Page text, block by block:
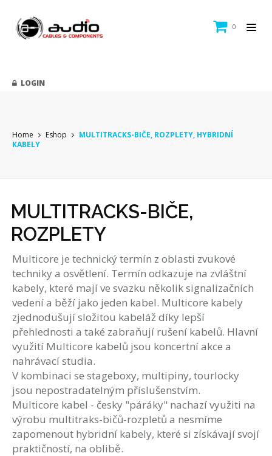
0
LOGIN
Home Eshop
MULTITRACKS-BIČE, ROZPLETY, HYBRIDNÍ
KABELY
MULTITRACKS-BIČE,
ROZPLETY
Multicore je technický termín z oblasti zvukové
techniky a osvětlení. Termín odkazuje na zvláštní
kabely, které mají ve svazku několik signalizačních
vedení a běží jako jeden kabel. Multicore kabely
zjednodušují složitou kabeláž díky lepší
přehlednosti a také zabraňují rušení kabelů. Hlavní
využití Multicore kabelů jsou koncertní akce a
nahrávací studia.
V kombinaci se stageboxy, multipiny, tourlocky
jsou nepostradatelným příslušenstvím.
Multicore kabel - česky "páráky" nachazí využiti na
výrobu multitraks-bičů-rozpletů a nesmíme
zapomenout hybridní kabely, které si získávají svojí
praktičností, na oblibě.